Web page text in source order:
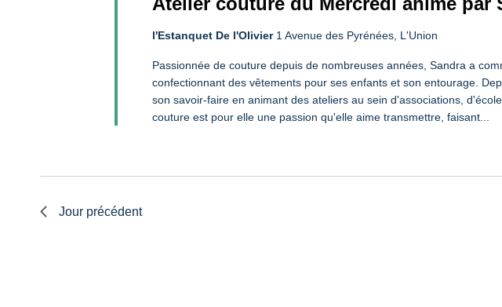
Évènementsl'Estanquet De l'Olivier 1 Avenue des Pyrénées, L'Union
Passionnée de couture depuis de nombreuses années, Sandra a
confectionnant des vêtements pour ses enfants et son entourage.
son savoir-faire en animant des ateliers au sein d'associations,
couture est pour elle une passion qu'elle aime transmettre, faisant...
Jour précédent